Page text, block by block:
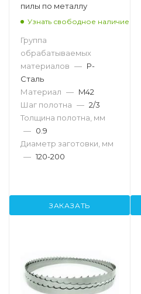
пилы по металлу
Узнать свободное наличие
Группа
обрабатываемых
материалов — P-
Сталь
Материал — M42
Шаг полотна — 2/3
Толщина полотна, мм
— 0.9
Диаметр заготовки, мм
— 120-200
ЗАКАЗАТЬ